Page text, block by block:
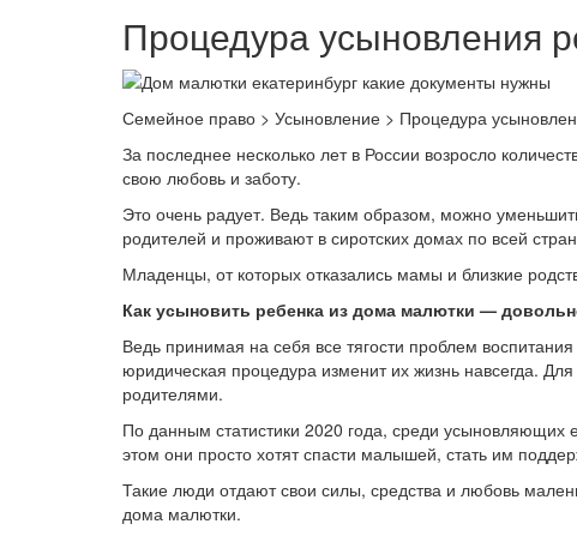
Процедура усыновления
Семейное право > Усыновление > Процедура
За последнее несколько лет в России возросло
свою любовь и заботу.
Это очень радует. Ведь таким образом, можно
родителей и проживают в сиротских домах по всей
Младенцы, от которых отказались мамы и близкие
Как усыновить ребенка из дома малютки —
Ведь принимая на себя все тягости проблем
юридическая процедура изменит их жизнь навсегда.
родителями.
По данным статистики 2020 года, среди усыновляющих
этом они просто хотят спасти малышей, стать им
Такие люди отдают свои силы, средства и любовь
дома малютки.